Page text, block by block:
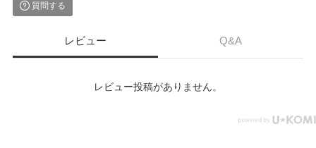
質問する
レビュー Q&A
レビュー投稿がありません。